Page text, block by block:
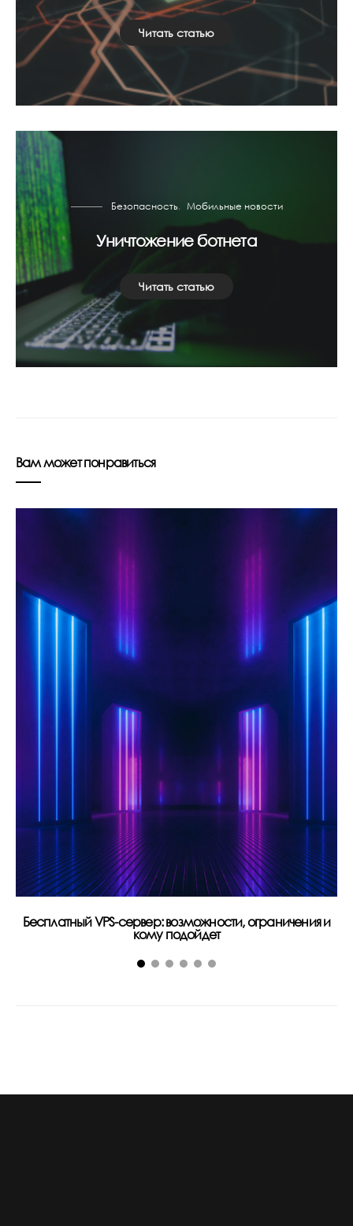
Читать статью
Безопасность Мобильные новости
Уничтожение ботнета
Читать статью
Вам может понравиться
Бесплатный VPS-сервер: возможности, ограничения и
кому подойдет